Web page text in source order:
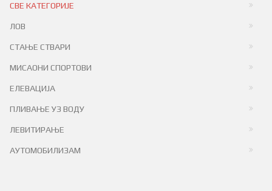
СВЕ КАТЕГОРИЈЕ
ЛОВ
СТАЊЕ СТВАРИ
МИСАОНИ СПОРТОВИ
ЕЛЕВАЦИЈА
ПЛИВАЊЕ УЗ ВОДУ
ЛЕВИТИРАЊЕ
АУТОМОБИЛИЗАМ